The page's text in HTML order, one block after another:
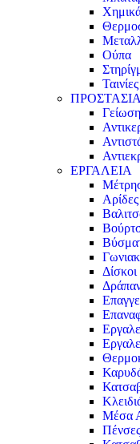
Ούπα
Γείωση
ΕΡΓΑΛΕΙΑ
Αρίδες
Μέσα